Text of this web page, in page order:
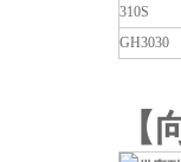
310S
GH3030